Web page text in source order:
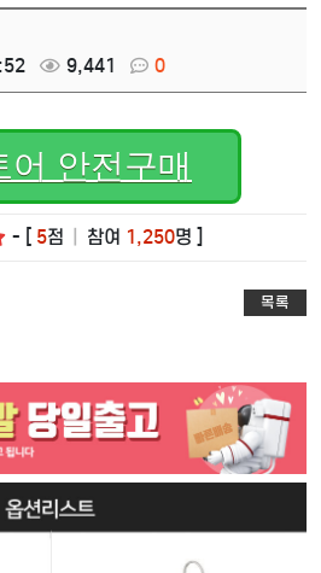
9,441 0
어 안전구매
- [ 5점 참여 1,250명 ]
목록